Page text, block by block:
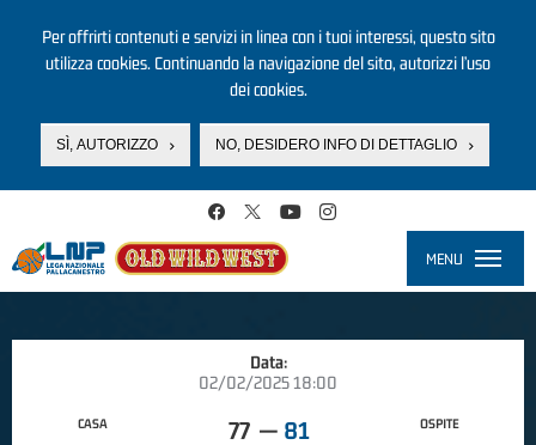
Per offrirti contenuti e servizi in linea con i tuoi interessi, questo sito
utilizza cookies. Continuando la navigazione del sito, autorizzi l’uso
dei cookies.
SÌ, AUTORIZZO NO, DESIDERO INFO DI DETTAGLIO
MENU
Data:
02/02/2025 18:00
CASA 77 — 81 OSPITE